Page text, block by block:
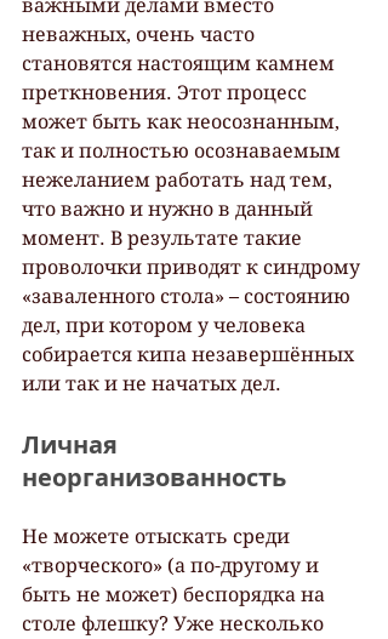
важными делами вместо
неважных, очень часто
становятся настоящим камнем
преткновения. Этот процесс
может быть как неосознанным,
так и полностью осознаваемым
нежеланием работать над тем,
что важно и нужно в данный
момент. В результате такие
проволочки приводят к синдрому
«заваленного стола» – состоянию
дел, при котором у человека
собирается кипа незавершённых
или так и не начатых дел.
Личная
неорганизованность
Не можете отыскать среди
«творческого» (а по-другому и
быть не может) беспорядка на
столе флешку? Уже несколько